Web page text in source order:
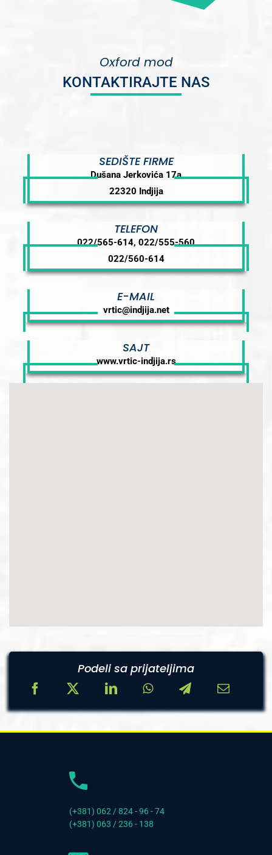
Oxford mod
KONTAKTIRAJTE NAS
SEDIŠTE FIRME
Dušana Jerkovića 17a
22320 Indjija
TELEFON
022/565-614, 022/555-560
022/560-614
E-MAIL
vrtic@indjija.net
SAJT
www.vrtic-indjija.rs
Podeli sa prijateljima
(+381) 062 / 824 - 96 - 74
(+381) 063 / 236 - 138